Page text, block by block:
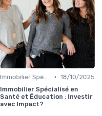
Immobilier Spécialisé (Santé, Éducation) • 18/10/2025
Immobilier Spécialisé en
Santé et Éducation : Investir
avec Impact?